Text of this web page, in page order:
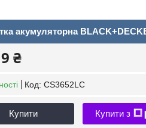
акумуляторна
₴
Код: CS3652LC
Купити Купити з